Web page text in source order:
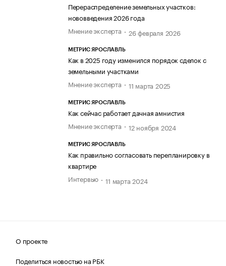
Перераспределение земельных участков:
нововведения 2026 года
Мнение эксперта
26 февраля 2026
МЕТРИС ЯРОСЛАВЛЬ
Как в 2025 году изменился порядок сделок с
земельными участками
Мнение эксперта
11 марта 2025
МЕТРИС ЯРОСЛАВЛЬ
Как сейчас работает дачная амнистия
Мнение эксперта
12 ноября 2024
МЕТРИС ЯРОСЛАВЛЬ
Как правильно согласовать перепланировку в
квартире
Интервью
11 марта 2024
О проекте
Поделиться новостью на РБК